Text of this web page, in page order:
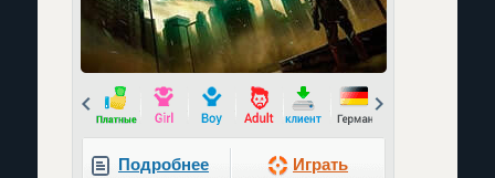
Prev
Подробнее Играть